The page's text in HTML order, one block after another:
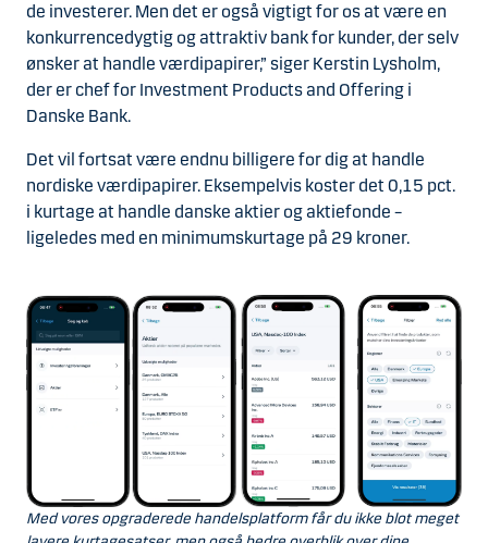
de investerer. Men det er også vigtigt for os at være en
konkurrencedygtig og attraktiv bank for kunder, der selv
ønsker at handle værdipapirer,” siger Kerstin Lysholm,
der er chef for Investment Products and Offering i
Danske Bank.
Det vil fortsat være endnu billigere for dig at handle
nordiske værdipapirer. Eksempelvis koster det 0,15 pct.
i kurtage at handle danske aktier og aktiefonde –
ligeledes med en minimumskurtage på 29 kroner.
Med vores opgraderede handelsplatform får du ikke blot meget